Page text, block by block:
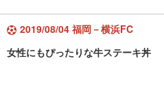
2019/08/04 福岡－横浜FC
女性にもぴったりな牛ステーキ丼